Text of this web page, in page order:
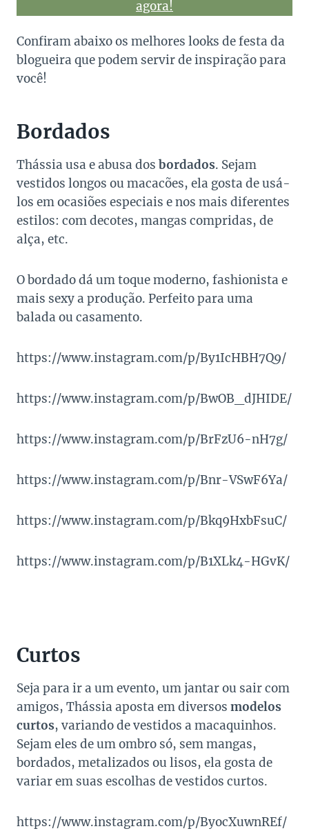
agora!
Confiram abaixo os melhores looks de festa da
blogueira que podem servir de inspiração para
você!
Bordados
Thássia usa e abusa dos bordados. Sejam
vestidos longos ou macacões, ela gosta de usá-
los em ocasiões especiais e nos mais diferentes
estilos: com decotes, mangas compridas, de
alça, etc.
O bordado dá um toque moderno, fashionista e
mais sexy a produção. Perfeito para uma
balada ou casamento.
https://www.instagram.com/p/By1IcHBH7Q9/
https://www.instagram.com/p/BwOB_dJHIDE/
https://www.instagram.com/p/BrFzU6-nH7g/
https://www.instagram.com/p/Bnr-VSwF6Ya/
https://www.instagram.com/p/Bkq9HxbFsuC/
https://www.instagram.com/p/B1XLk4-HGvK/
Curtos
Seja para ir a um evento, um jantar ou sair com
amigos, Thássia aposta em diversos modelos
curtos, variando de vestidos a macaquinhos.
Sejam eles de um ombro só, sem mangas,
bordados, metalizados ou lisos, ela gosta de
variar em suas escolhas de vestidos curtos.
https://www.instagram.com/p/ByocXuwnREf/